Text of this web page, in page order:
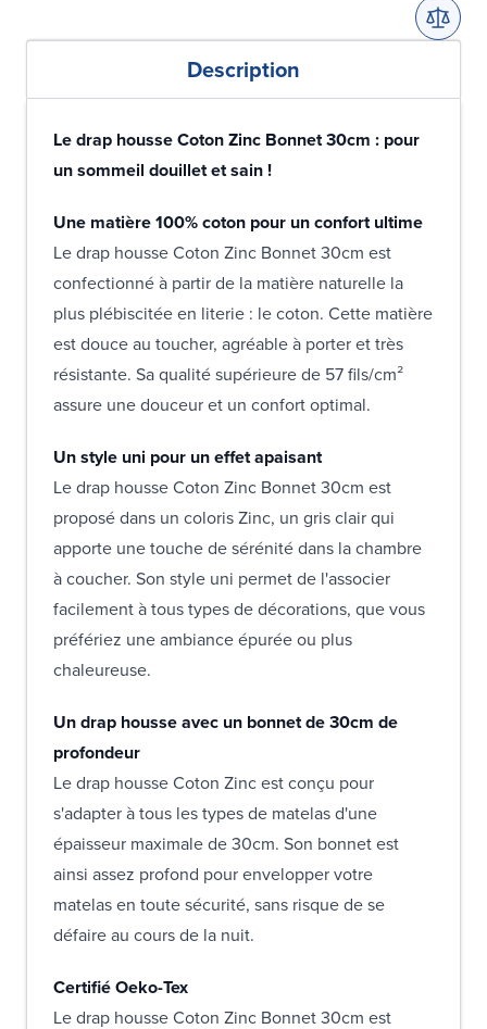
Description
Le drap housse Coton Zinc Bonnet 30cm : pour
un sommeil douillet et sain !
Une matière 100% coton pour un confort ultime
Le drap housse Coton Zinc Bonnet 30cm est
confectionné à partir de la matière naturelle la
plus plébiscitée en literie : le coton. Cette matière
est douce au toucher, agréable à porter et très
résistante. Sa qualité supérieure de 57 fils/cm²
assure une douceur et un confort optimal.
Un style uni pour un effet apaisant
Le drap housse Coton Zinc Bonnet 30cm est
proposé dans un coloris Zinc, un gris clair qui
apporte une touche de sérénité dans la chambre
à coucher. Son style uni permet de l'associer
facilement à tous types de décorations, que vous
préfériez une ambiance épurée ou plus
chaleureuse.
Un drap housse avec un bonnet de 30cm de
profondeur
Le drap housse Coton Zinc est conçu pour
s'adapter à tous les types de matelas d'une
épaisseur maximale de 30cm. Son bonnet est
ainsi assez profond pour envelopper votre
matelas en toute sécurité, sans risque de se
défaire au cours de la nuit.
Certifié Oeko-Tex
Le drap housse Coton Zinc Bonnet 30cm est